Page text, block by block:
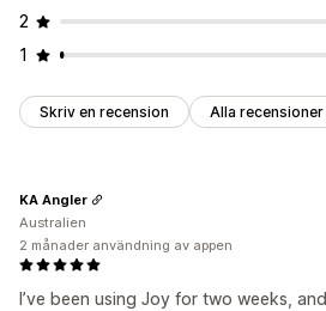
2
1
Skriv en recension Alla recensioner
I’ve been using Joy for two weeks,
KA Angler
Australien
2 månader användning av appen